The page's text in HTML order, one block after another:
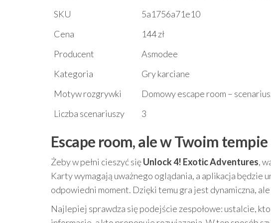
SKU
5a1756a71e10
Cena
144 zł
Producent
Asmodee
Kategoria
Gry karciane
Motyw rozgrywki
Domowy escape room –
Liczba scenariuszy
3
Escape room, ale w Twoim
Żeby w pełni cieszyć sięUnlock 4! Exotic Adventures,
Karty wymagają uważnego oglądania, a aplikacja będzie
odpowiedni moment. Dzięki temu gra jest dynamiczna,
Najlepiej sprawdza się podejście zespołowe: ustalcie,